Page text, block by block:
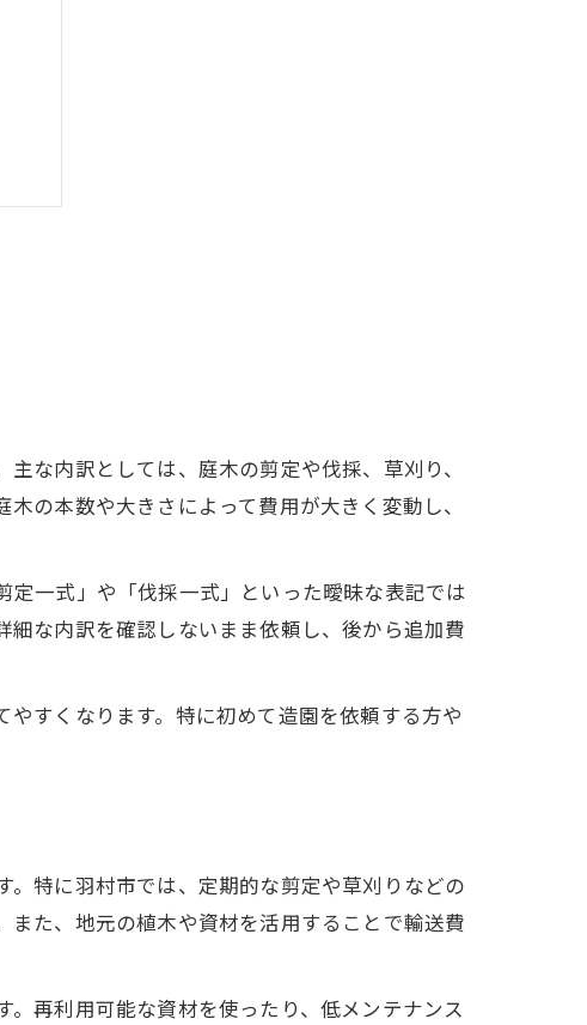
法な内訳としては、庭木の剪定や伐採、草刈り、
の本数や大きさによって費用が大きく変動し、
一式」や「伐採一式」といった曖昧な表記では
な内訳を確認しないまま依頼し、後から追加費
すくなります。特に初めて造園を依頼する方や
特に羽村市では、定期的な剪定や草刈りなどの
た、地元の植木や資材を活用することで輸送費
再利用可能な資材を使ったり、低メンテナンス